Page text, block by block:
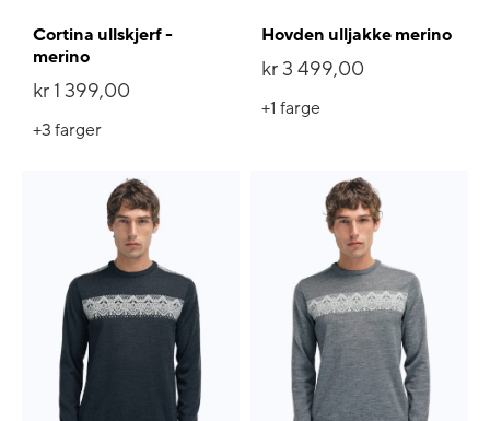
Cortina ullskjerf -
merino
kr 1 399,00
+3farger
Hovden ulljakke merino
kr 3 499,00
+1 farge